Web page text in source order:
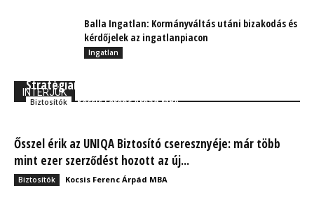
Balla Ingatlan: Kormányváltás utáni bizakodás és
kérdőjelek az ingatlanpiacon
Ingatlan
INTERJÚK
Stratégiai céggé válik az Aegon Magyarországon
Biztosítók Kocsis Ferenc Árpád MBA
Ősszel érik az UNIQA Biztosító cseresznyéje: már több
mint ezer szerződést hozott az új...
Biztosítók Kocsis Ferenc Árpád MBA